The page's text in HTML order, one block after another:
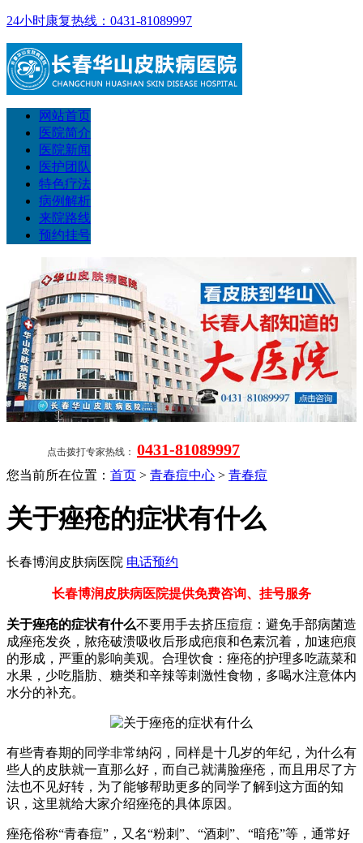
24小时康复热线：0431-81089997
网站首页
医院简介
医院新闻
医护团队
特色疗法
病例解析
来院路线
预约挂号
点击拨打专家热线： 0431-81089997
您当前所在位置： 首页 > 青春痘中心 > 青春痘
关于痤疮的症状有什么
长春博润皮肤病医院 电话预约
长春博润皮肤病医院提供免费咨询、挂号服务
关于痤疮的症状有什么不要用手去挤压痘痘：避免手部病菌造
成痤疮发炎，脓疮破溃吸收后形成疤痕和色素沉着，加速疤痕
的形成，严重的影响美观。合理饮食：痤疮的护理多吃蔬菜和
水果，少吃脂肪、糖类和辛辣等刺激性食物，多喝水注意体内
水分的补充。
有些青春期的同学非常纳闷，同样是十几岁的年纪，为什么有
些人的皮肤就一直那么好，而自己就满脸痤疮，而且用尽了方
法也不见好转，为了能够帮助更多的同学了解到这方面的知
识，这里就给大家介绍痤疮的具体原因。
痤疮俗称“青春痘”，又名“粉刺”、“酒刺”、“暗疮”等，通常好